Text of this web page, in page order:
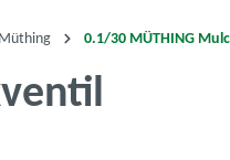
0.1/30 MÜTHING